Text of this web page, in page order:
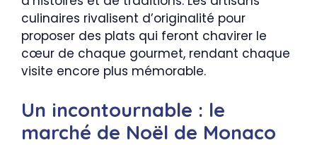
culinaires rivalisent d’originalité pour
proposer des plats qui feront chavirer le
cœur de chaque gourmet, rendant chaque
visite encore plus mémorable.
Un incontournable : le
marché de Noël de Monaco